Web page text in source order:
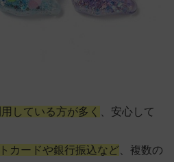
している方が多く
、安心して
カードや銀行振込など 、複数の